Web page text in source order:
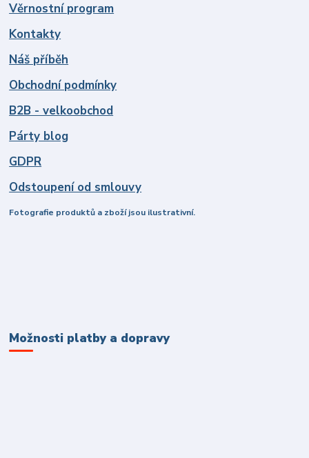
Věrnostní program
Kontakty
Náš příběh
Obchodní podmínky
B2B - velkoobchod
Párty blog
GDPR
Odstoupení od smlouvy
Fotografie produktů a zboží jsou ilustrativní.
Možnosti platby a dopravy